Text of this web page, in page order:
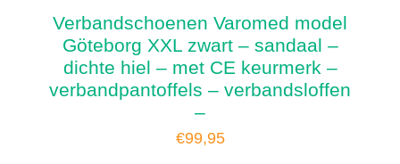
Verbandschoenen Varomed model
Göteborg XXL zwart – sandaal –
dichte hiel – met CE keurmerk –
verbandpantoffels – verbandsloffen
–
€99,95